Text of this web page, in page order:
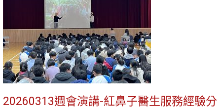
20260313週會演講-紅鼻子醫生服務經驗分